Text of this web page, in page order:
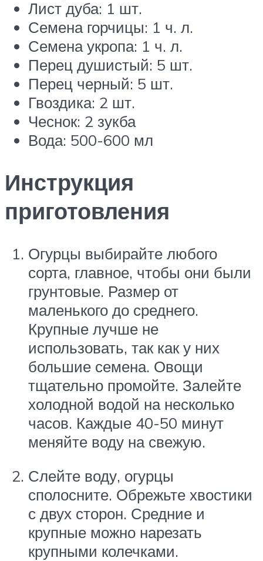
Лист дуба: 1 шт.
Семена горчицы: 1 ч. л.
Семена укропа: 1 ч. л.
Перец душистый: 5 шт.
Перец черный: 5 шт.
Гвоздика: 2 шт.
Чеснок: 2 зукба
Вода: 500-600 мл
Инструкция
приготовления
Огурцы выбирайте любого
сорта, главное, чтобы они были
грунтовые. Размер от
маленького до среднего.
Крупные лучше не
использовать, так как у них
большие семена. Овощи
тщательно промойте. Залейте
холодной водой на несколько
часов. Каждые 40-50 минут
меняйте воду на свежую.
Слейте воду, огурцы
сполосните. Обрежьте хвостики
с двух сторон. Средние и
крупные можно нарезать
крупными колечками.